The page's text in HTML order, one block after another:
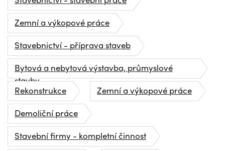
Zemní a výkopové práce
Stavebnictví - příprava staveb
Bytová a nebytová výstavba, průmyslové
stavby
Rekonstrukce
Zemní a výkopové práce
Demoliční práce
Stavební firmy - kompletní činnost